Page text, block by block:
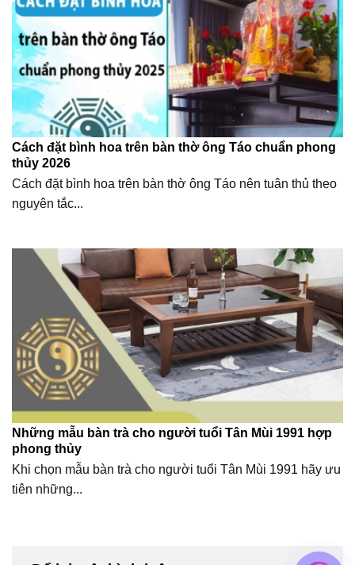
Cách đặt bình hoa trên bàn thờ ông Táo chuẩn phong
thủy 2026
Cách đặt bình hoa trên bàn thờ ông Táo nên tuân thủ theo
nguyên tắc...
Những mẫu bàn trà cho người tuổi Tân Mùi 1991 hợp
phong thủy
Khi chọn mẫu bàn trà cho người tuổi Tân Mùi 1991 hãy ưu
tiên những...